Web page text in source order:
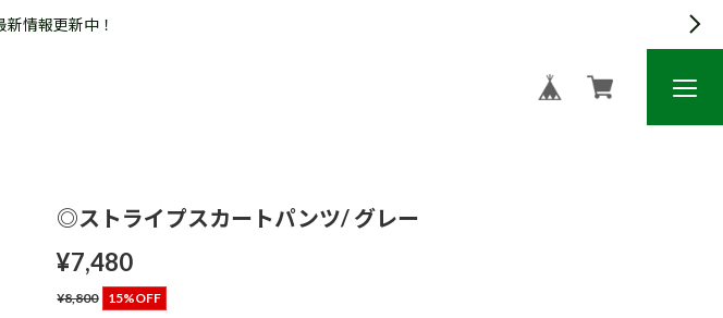
情報更新中！
◎ストライプスカートパンツ/ グレー
¥7,480
¥8,800 15%OFF